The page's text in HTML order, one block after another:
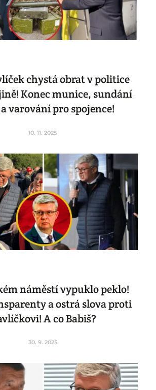
chystá obrat v politice
Konec munice, sundání
varování pro spojence!
10. 11. 2025
náměstí vypuklo peklo!
a ostrá slova proti
A co Babiš?
30. 9. 2025